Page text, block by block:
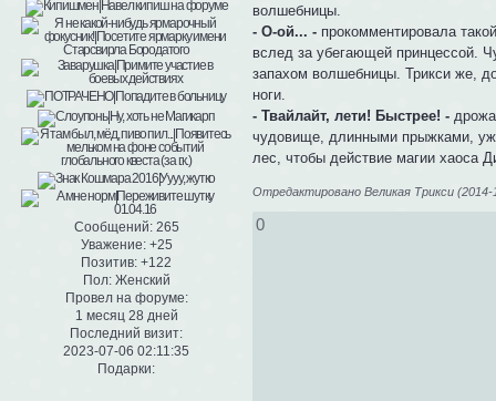
Сообщений:265
Уважение: +25
Позитив: +122
Пол:Женский
Провел на форуме:
1 месяц 28 дней
Последний визит:
2023-07-06 02:11:35
Подарки:
волшебницы.
- О-ой... - прокомментировала
вслед за убегающей принцессой.
запахом волшебницы. Трикси же,
ноги.
- Твайлайт, лети! Быстрее! -
чудовище, длинными прыжками,
лес, чтобы действие магии хаоса
Отредактировано Великая Трикси (2014-
0